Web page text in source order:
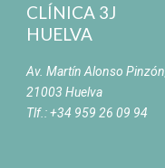
CLÍNICA 3J
HUELVA
Av. Martín Alonso
21003 Huelva
Tlf.: +34 959 26 09 94